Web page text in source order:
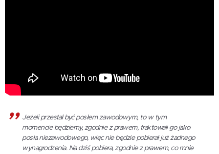
Jeżeli przestał być posłem zawodowym, to w tym
momencie będziemy, zgodnie z prawem, traktowali go jako
posła niezawodowego, więc nie będzie pobierał już żadnego
wynagrodzenia. Na dziś pobiera, zgodnie z prawem, co mnie